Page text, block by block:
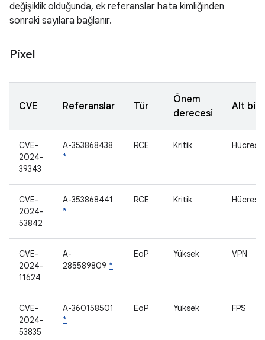
değişiklik olduğunda, ek referanslar hata kimliğinden
sonraki sayılara bağlanır.
Pixel
CVE Referanslar Tür
Önem
derecesi
Alt
CVE-
2024-
39343
A-353868438
*
RCE Kritik
CVE-
2024-
53842
A-353868441
*
RCE Kritik
CVE-
2024-
11624
A-
285589809 *
EoP Yüksek VPN
CVE-
2024-
53835
A-360158501
*
EoP Yüksek FPS